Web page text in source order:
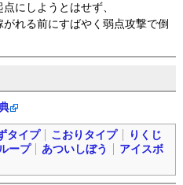
にしようとはせず、
れる前にすばやく弱点攻撃で倒
タイプ こおりタイプ
りくじ
ープ あついしぼう
アイスボ